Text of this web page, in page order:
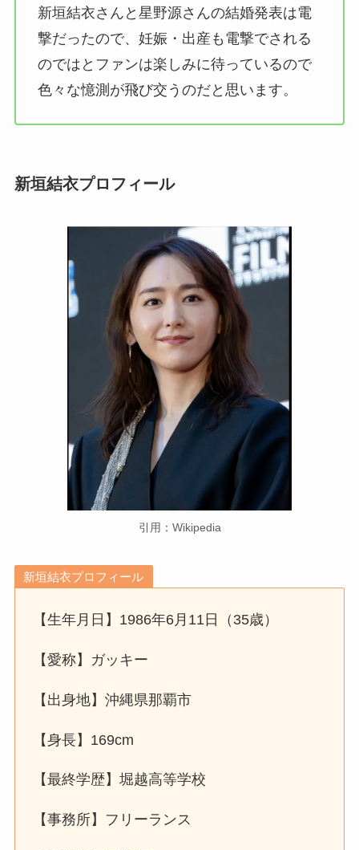
新垣結衣さんと星野源さんの結婚発表は電
撃だったので、妊娠・出産も電撃でされる
のではとファンは楽しみに待っているので
色々な憶測が飛び交うのだと思います。
新垣結衣プロフィール
引用：Wikipedia
新垣結衣プロフィール
【生年月日】1986年6月11日（35歳）
【愛称】ガッキー
【出身地】沖縄県那覇市
【身長】169cm
【最終学歴】堀越高等学校
【事務所】フリーランス